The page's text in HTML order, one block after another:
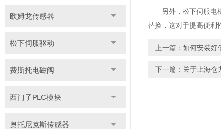
欧姆龙传感器
松下伺服驱动
费斯托电磁阀
西门子PLC模块
奥托尼克斯传感器
另外，松下伺服电机
替换，这对于提高便利
上一篇： 如何安装好
下一篇： 关于上海仓